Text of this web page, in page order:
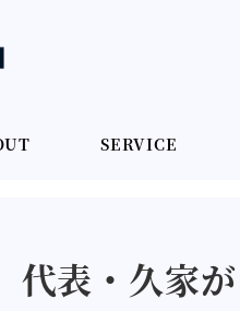
SERVICE
代表・久家